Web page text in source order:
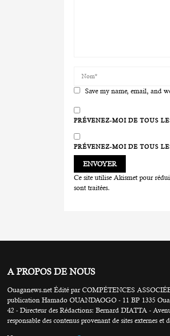
Save my name, email, and
PRÉVENEZ-MOI DE TOUS
PRÉVENEZ-MOI DE TOUS
Ce site utilise Akismet pour
sont traitées.
A PROPOS DE NOUS
Ouaganews.net Édité par COMPÉTENCES
publication Hamado OUANDAOGO - 11 BP 1335
42 - Directeur des Rédactions: Bernard DIATTA -
responsable des contenus provenant de sites externes et